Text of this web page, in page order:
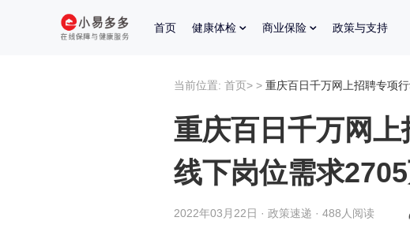
首页 健康体检 商业保险 政策与支持
当前位置: 首页> > 重庆百日千万网上招聘专项
重庆百日千万网
线下岗位需求
2022年03月22日 · 政策速递 · 488人阅读